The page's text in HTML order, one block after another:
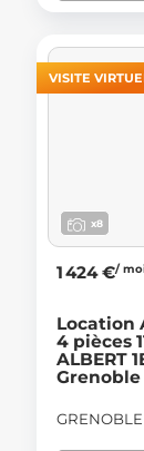
VISITE
x8
1 424 €/
Location
4 pièces
ALBERT
Grenoble